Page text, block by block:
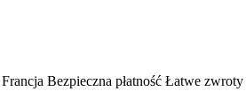
Bezpieczna płatność Łatwe zwroty